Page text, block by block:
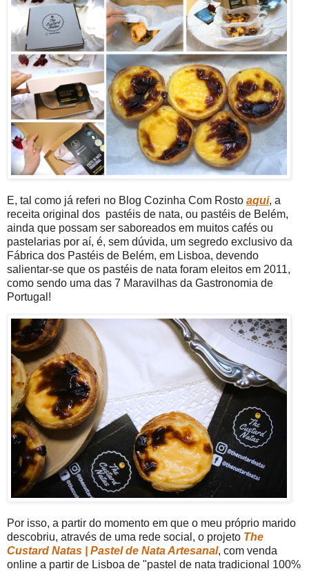
E, tal como já referi no Blog Cozinha Com Rosto aqui, a
receita original dos pastéis de nata, ou pastéis de Belém,
ainda que possam ser saboreados em muitos cafés ou
pastelarias por aí, é, sem dúvida, um segredo exclusivo da
Fábrica dos Pastéis de Belém, em Lisboa, devendo
salientar-se que os pastéis de nata foram eleitos em 2011,
como sendo uma das 7 Maravilhas da Gastronomia de
Portugal!
Por isso, a partir do momento em que o meu próprio marido
descobriu, através de uma rede social, o projeto The
Custard Natas | Pastel de Nata Artesanal, com venda
online a partir de Lisboa de "pastel de nata tradicional 100%